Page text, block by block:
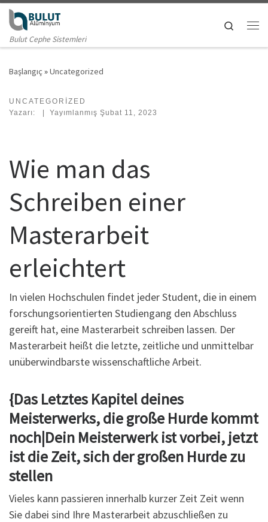
Skip to content
Bulut Cephe Sistemleri
Search
Başlangıç »Uncategorized
UNCATEGORIZED
Yazarı:
Yayımlanmış Şubat 11, 2023
Wie man das
Schreiben einer
Masterarbeit
erleichtert
In vielen Hochschulen findet jeder Student, die in einem
forschungsorientierten Studiengang den Abschluss
gereift hat, eine Masterarbeit schreiben lassen. Der
Masterarbeit heißt die letzte, zeitliche und unmittelbar
unüberwindbarste wissenschaftliche Arbeit.
{Das Letztes Kapitel deines
Meisterwerks, die große Hurde kommt
noch|Dein Meisterwerk ist vorbei, jetzt
ist die Zeit, sich der großen Hurde zu
stellen
Vieles kann passieren innerhalb kurzer Zeit Zeit wenn
Sie dabei sind Ihre Masterarbeit abzuschließen zu